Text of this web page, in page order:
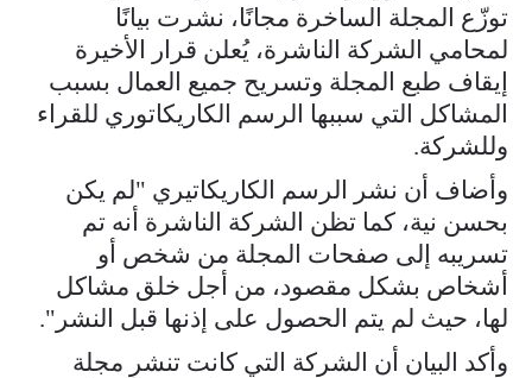
توزّع المجلة الساخرة مجانًا، نشرت بيانًا
لمحامي الشركة الناشرة، يُعلن قرار الأخيرة
إيقاف طبع المجلة وتسريح جميع العمال بسبب
المشاكل التي سببها الرسم الكاريكاتوري للقراء
وللشركة.
وأضاف أن نشر الرسم الكاريكاتيري "لم يكن
بحسن نية، كما تظن الشركة الناشرة أنه تم
تسريبه إلى صفحات المجلة من شخص أو
أشخاص بشكل مقصود، من أجل خلق مشاكل
لها، حيث لم يتم الحصول على إذنها قبل النشر".
وأكد البيان أن الشركة التي كانت تنشر مجلة